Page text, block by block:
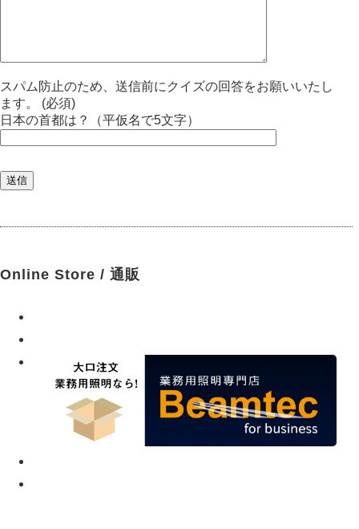
スパム防止のため、送信前にクイズの回答をお願いいたし
ます。 (必須)
日本の首都は？（平仮名で5文字）
Online Store / 通販